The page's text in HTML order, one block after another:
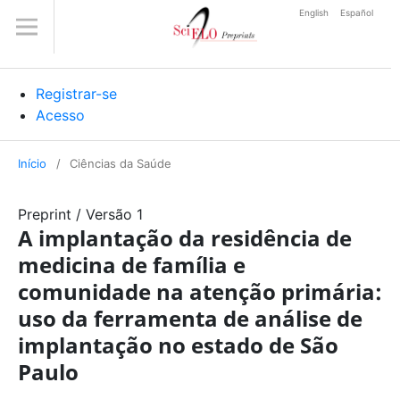
Registrar-se
Acesso
English Español
Início / Ciências da Saúde
Preprint / Versão 1
A implantação da residência de
medicina de família e
comunidade na atenção primária:
uso da ferramenta de análise de
implantação no estado de São
Paulo